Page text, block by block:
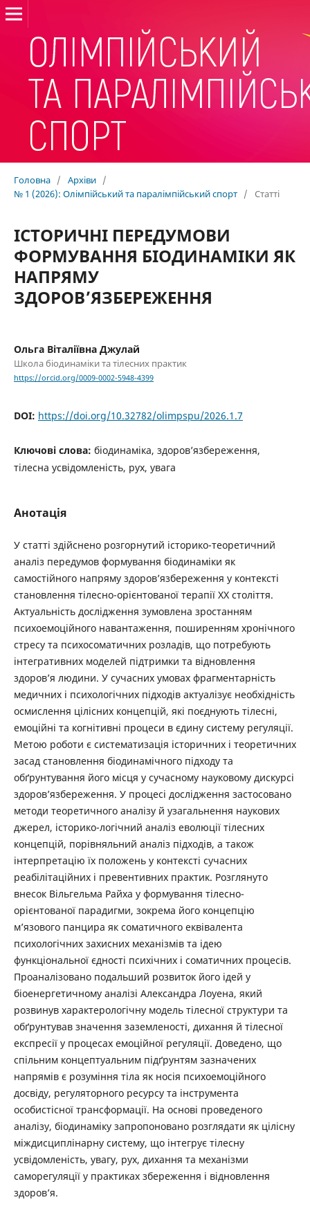
Головна / Архіви /
№ 1 (2026): Олімпійський та паралімпійський спорт / Статті
ІСТОРИЧНІ ПЕРЕДУМОВИ
ФОРМУВАННЯ БІОДИНАМІКИ ЯК
НАПРЯМУ
ЗДОРОВ’ЯЗБЕРЕЖЕННЯ
Ольга Віталіївна Джулай
Школа біодинаміки та тілесних практик
https://orcid.org/0009-0002-5948-4399
DOI: https://doi.org/10.32782/olimpspu/2026.1.7
Ключові слова: біодинаміка, здоров’язбереження,
тілесна усвідомленість, рух, увага
Анотація
У статті здійснено розгорнутий історико-теоретичний
аналіз передумов формування біодинаміки як
самостійного напряму здоров’язбереження у контексті
становлення тілесно-орієнтованої терапії ХХ століття.
Актуальність дослідження зумовлена зростанням
психоемоційного навантаження, поширенням хронічного
стресу та психосоматичних розладів, що потребують
інтегративних моделей підтримки та відновлення
здоров’я людини. У сучасних умовах фрагментарність
медичних і психологічних підходів актуалізує необхідність
осмислення цілісних концепцій, які поєднують тілесні,
емоційні та когнітивні процеси в єдину систему регуляції.
Метою роботи є систематизація історичних і теоретичних
засад становлення біодинамічного підходу та
обґрунтування його місця у сучасному науковому дискурсі
здоров’язбереження. У процесі дослідження застосовано
методи теоретичного аналізу й узагальнення наукових
джерел, історико-логічний аналіз еволюції тілесних
концепцій, порівняльний аналіз підходів, а також
інтерпретацію їх положень у контексті сучасних
реабілітаційних і превентивних практик. Розглянуто
внесок Вільгельма Райха у формування тілесно-
орієнтованої парадигми, зокрема його концепцію
м’язового панцира як соматичного еквівалента
психологічних захисних механізмів та ідею
функціональної єдності психічних і соматичних процесів.
Проаналізовано подальший розвиток його ідей у
біоенергетичному аналізі Александра Лоуена, який
розвинув характерологічну модель тілесної структури та
обґрунтував значення заземленості, дихання й тілесної
експресії у процесах емоційної регуляції. Доведено, що
спільним концептуальним підґрунтям зазначених
напрямів є розуміння тіла як носія психоемоційного
досвіду, регуляторного ресурсу та інструмента
особистісної трансформації. На основі проведеного
аналізу, біодинаміку запропоновано розглядати як цілісну
міждисциплінарну систему, що інтегрує тілесну
усвідомленість, увагу, рух, дихання та механізми
саморегуляції у практиках збереження і відновлення
здоров’я.